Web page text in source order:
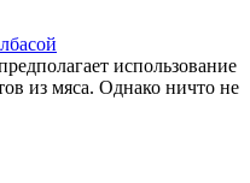
использование
из мяса. Однако ничто не